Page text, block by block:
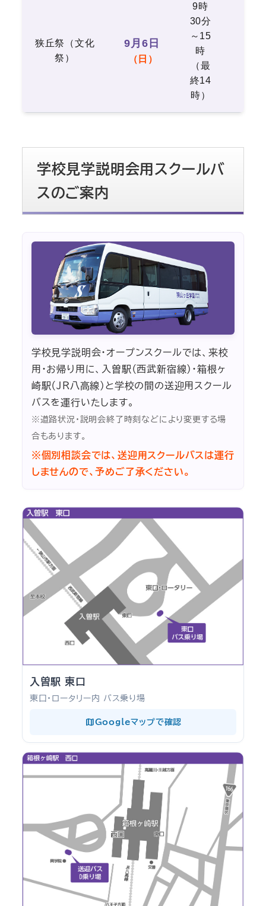
狭丘祭（文化
祭）
9月6日
（日）
9時
30分
～15
時
（最
終14
時）
学校見学説明会用スクールバ
スのご案内
学校見学説明会・オープンスクールでは、来校
用・お帰り用に、入曽駅（西武新宿線）・箱根ヶ
崎駅（JR八高線）と学校の間の送迎用スクール
バスを運行いたします。
※道路状況・説明会終了時刻などにより変更する場
合もあります。
※個別相談会では、送迎用スクールバスは運行
しませんので、予めご了承ください。
入曽駅 東口
東口・ロータリー内 バス乗り場
mapGoogleマップで確認